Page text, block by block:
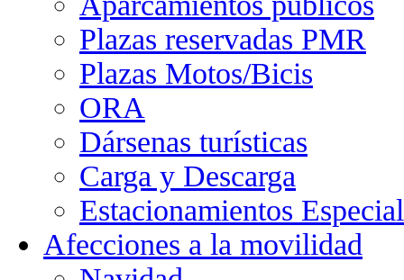
Plazas reservadas PMR
Plazas Motos/Bicis
ORA
Dársenas turísticas
Carga y Descarga
Estacionamientos
Afecciones a la movilidad